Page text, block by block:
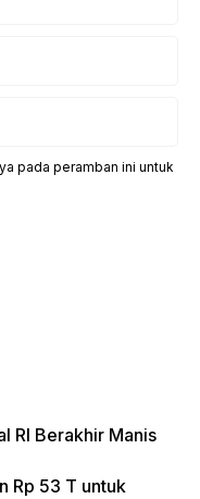
pada peramban ini untuk
RI Berakhir Manis
Rp 53 T untuk